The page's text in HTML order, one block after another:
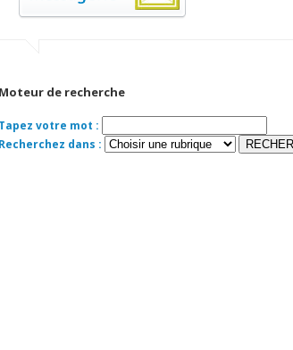
Moteur de recherche
Tapez votre mot :
Recherchez dans :